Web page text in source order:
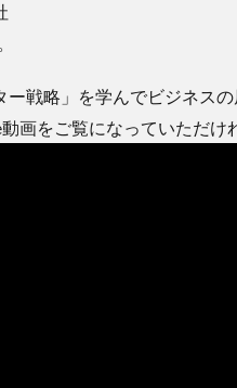
戦略」を学んでビジネス
画をご覧になっていただけ